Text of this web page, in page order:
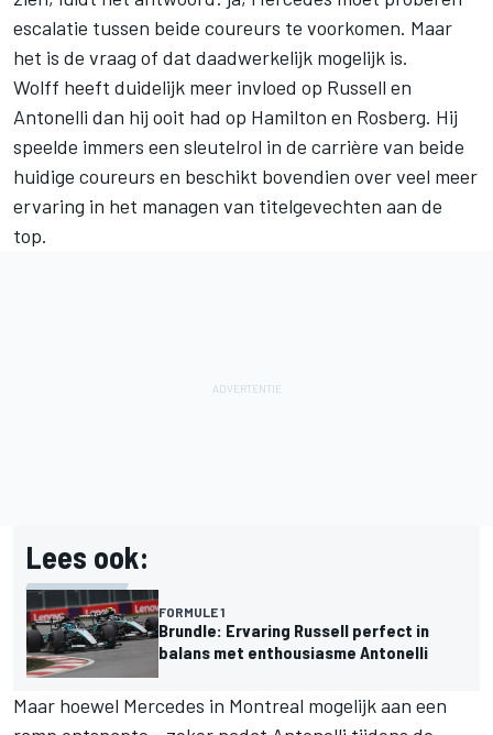
escalatie tussen beide coureurs te voorkomen. Maar
het is de vraag of dat daadwerkelijk mogelijk is.
Wolff heeft duidelijk meer invloed op Russell en
Antonelli dan hij ooit had op Hamilton en Rosberg. Hij
speelde immers een sleutelrol in de carrière van beide
huidige coureurs en beschikt bovendien over veel meer
ervaring in het managen van titelgevechten aan de
top.
Lees ook:
FORMULE 1
Brundle: Ervaring Russell perfect in
balans met enthousiasme Antonelli
Maar hoewel Mercedes in Montreal mogelijk aan een